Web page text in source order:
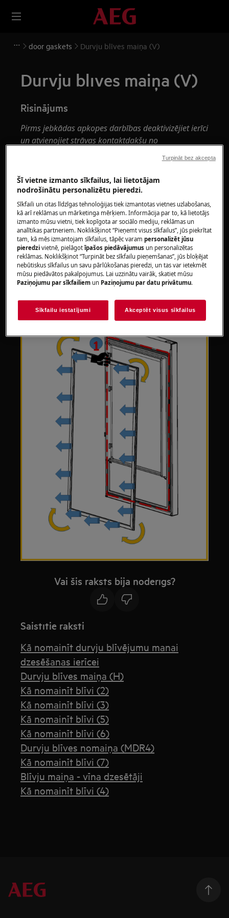
door gaskets Durvju blīves maiņa (V)
Durvju blīves maiņa (V)
Risinājums
Pirms jebkādas apkopes darbības deaktivizējiet ierīci
un atvienojiet strāvas kontaktdakšu no
ierīču pārvietošanai ir nepieciešamas divas
Vienmēr lietojiet drošības cimdus un slēgtus apavus.
Lūdzu, ņemiet vērā, ka, veicot nepareizu remontu,
pašremonts vai neprofesionāls remonts var izraisīt
drošības sekas
Kā nomainīt blīvi
Vai šis raksts bija noderīgs?
Saistītie raksti
Kā nomainīt durvju blīvējumu manai
dzesēšanas ierīcei
Durvju blīves maiņa (H)
Kā nomainīt blīvi (2)
Kā nomainīt blīvi (3)
Kā nomainīt blīvi (5)
Kā nomainīt blīvi (6)
Durvju blīves nomaiņa (MDR4)
Kā nomainīt blīvi (7)
Blīvju maiņa - vīna dzesētāji
Kā nomainīt blīvi (4)
Šī vietne izmanto sīkfailus, lai lietotājam
nodrošinātu personalizētu pieredzi.
Sīkfaili un citas līdzīgas tehnoloģijas tiek izmantotas vietnes uzlabošanas,
kā arī reklāmas un mārketinga mērķiem. Informācija par to, kā lietotājs
izmanto mūsu vietni, tiek kopīgota ar sociālo mediju, reklāmas un
analītikas partneriem. Noklikšķinot “Pieņemt visus sīkfailus”, jūs piekrītat
tam, kā mēs izmantojam sīkfailus, tāpēc varampersonalizēt jūsu
pieredzivietnē, pielāgotīpašos piedāvājumus un personalizētas
reklāmas. Noklikšķinot “Turpināt bez sīkfailu pieņemšanas”, jūs bloķējat
nebūtiskus sīkfailus un savu pārlūkošanas pieredzi, un tas var ietekmēt
mūsu piedāvātos pakalpojumus. Lai uzzinātu vairāk, skatiet mūsu
Paziņojumu par sīkfailiem un Paziņojumu par datu privātumu.
Sīkfailu iestatījumi Akceptēt visus sīkfailus
Turpināt bez akcepta